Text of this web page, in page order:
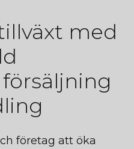
med
företag att öka